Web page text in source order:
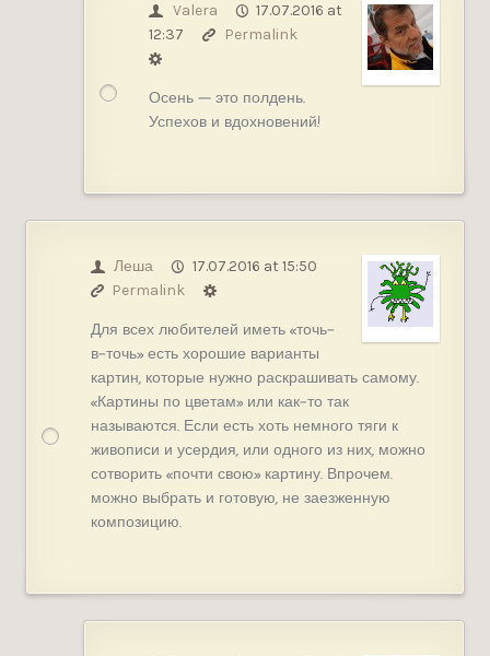
Valera
17.07.2016 at
12:37
Permalink
Осень — это полдень.
Успехов и вдохновений!
Леша
17.07.2016 at 15:50
Permalink
Для всех любителей иметь «точь-
в-точь» есть хорошие варианты
картин, которые нужно раскрашивать самому.
«Картины по цветам» или как-то так
называются. Если есть хоть немного тяги к
живописи и усердия, или одного из них, можно
сотворить «почти свою» картину. Впрочем.
можно выбрать и готовую, не заезженную
композицию.